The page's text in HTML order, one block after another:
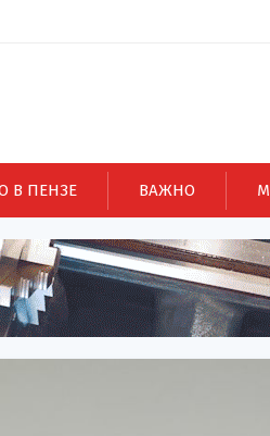
В ПЕНЗЕ ВАЖНО